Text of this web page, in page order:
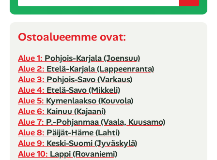
Ostoalueemme ovat:
Alue 1: Pohjois-Karjala (Joensuu)
Alue 2: Etelä-Karjala (Lappeenranta)
Alue 3: Pohjois-Savo (Varkaus)
Alue 4: Etelä-Savo (Mikkeli)
Alue 5: Kymenlaakso (Kouvola)
Alue 6: Kainuu (Kajaani)
Alue 7: P.-Pohjanmaa (Vaala, Kuusamo)
Alue 8: Päijät-Häme (Lahti)
Alue 9: Keski-Suomi (Jyväskylä)
Alue 10: Lappi (Rovaniemi)